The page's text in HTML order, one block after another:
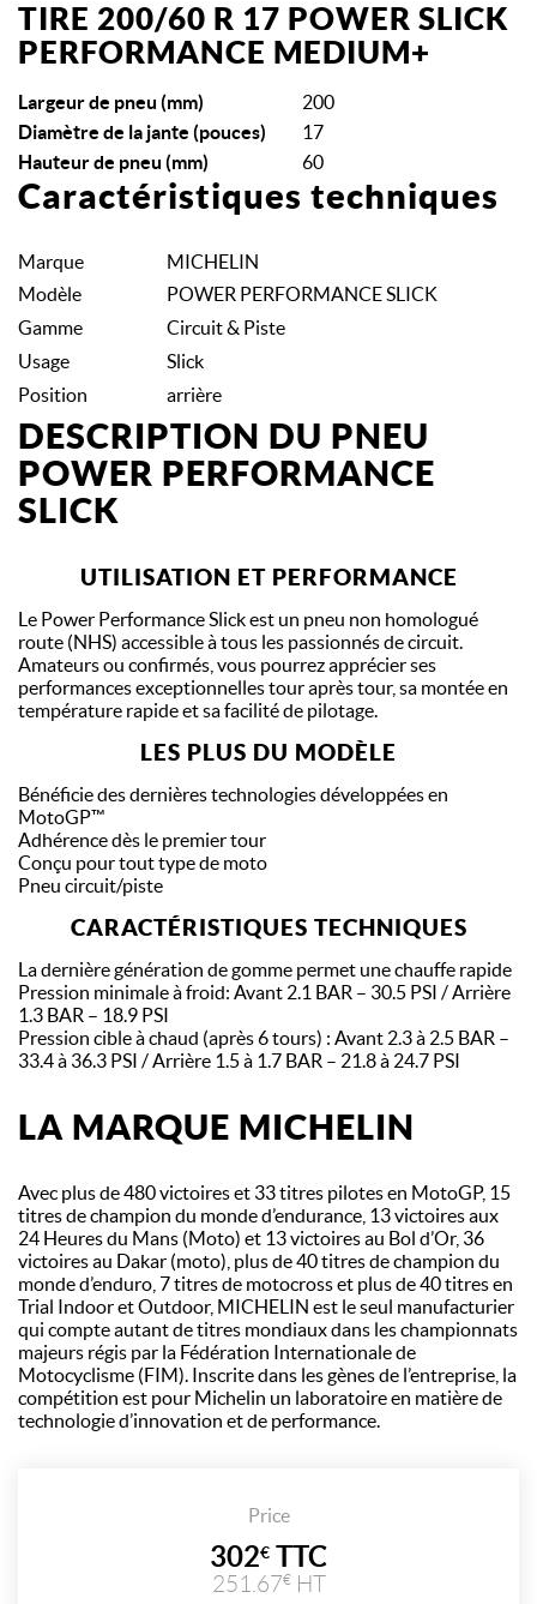
TIRE 200/60 R 17 POWER SLICK
PERFORMANCE MEDIUM+
Largeur de pneu (mm)
200
Diamètre de la jante (pouces)
17
Hauteur de pneu (mm)
60
Caractéristiques techniques
Marque
MICHELIN
Modèle
POWER PERFORMANCE SLICK
Gamme
Circuit & Piste
Usage
Slick
Position
arrière
DESCRIPTION DU PNEU
POWER PERFORMANCE
SLICK
UTILISATION ET PERFORMANCE
Le Power Performance Slick est un pneu non homologué
route (NHS) accessible à tous les passionnés de circuit.
Amateurs ou confirmés, vous pourrez apprécier ses
performances exceptionnelles tour après tour, sa montée en
température rapide et sa facilité de pilotage.
LES PLUS DU MODÈLE
Bénéficie des dernières technologies développées en
MotoGP™
Adhérence dès le premier tour
Conçu pour tout type de moto
Pneu circuit/piste
CARACTÉRISTIQUES TECHNIQUES
La dernière génération de gomme permet une chauffe rapide
Pression minimale à froid: Avant 2.1 BAR – 30.5 PSI / Arrière
1.3 BAR – 18.9 PSI
Pression cible à chaud (après 6 tours) : Avant 2.3 à 2.5 BAR –
33.4 à 36.3 PSI / Arrière 1.5 à 1.7 BAR – 21.8 à 24.7 PSI
LA MARQUE MICHELIN
Avec plus de 480 victoires et 33 titres pilotes en MotoGP, 15
titres de champion du monde d’endurance, 13 victoires aux
24 Heures du Mans (Moto) et 13 victoires au Bol d’Or, 36
victoires au Dakar (moto), plus de 40 titres de champion du
monde d’enduro, 7 titres de motocross et plus de 40 titres en
Trial Indoor et Outdoor, MICHELIN est le seul manufacturier
qui compte autant de titres mondiaux dans les championnats
majeurs régis par la Fédération Internationale de
Motocyclisme (FIM). Inscrite dans les gènes de l’entreprise, la
compétition est pour Michelin un laboratoire en matière de
technologie d’innovation et de performance.
Price
302€ TTC
251.67€HT